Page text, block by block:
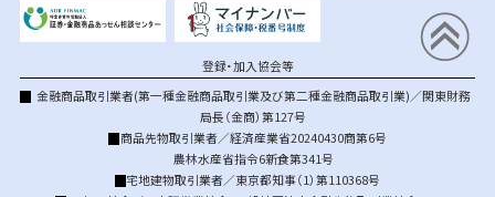
登録・加入協会等
金融商品取引業者(第一種金融商品取引業及び第二種金融商品取引業)／関東財務
局長（金商）第127号
商品先物取引業者／経済産業省20240430商第6号
農林水産省指令6新食第341号
宅地建物取引業者／東京都知事（1）第110368号